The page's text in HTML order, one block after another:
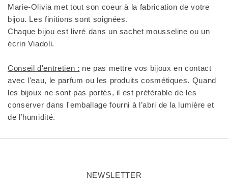
Marie-Olivia met tout son coeur à la fabrication de votre
bijou. Les finitions sont soignées.
Chaque bijou est livré dans un sachet mousseline ou un
écrin Viadoli.
Conseil d'entretien : ne pas mettre vos bijoux en contact
avec l'eau, le parfum ou les produits cosmétiques. Quand
les bijoux ne sont pas portés, il est préférable de les
conserver dans l'emballage fourni à l’abri de la lumière et
de l’humidité.
NEWSLETTER